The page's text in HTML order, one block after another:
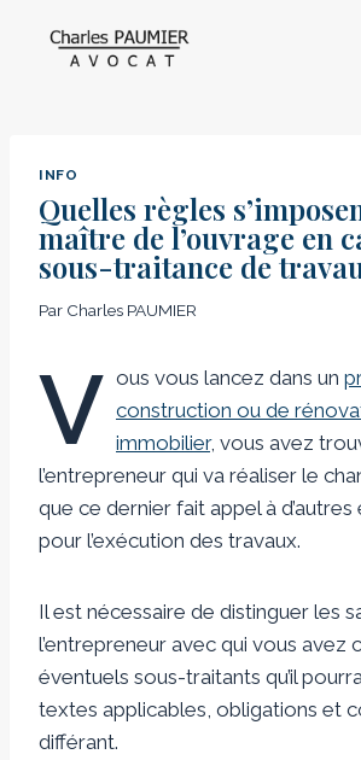
INFO
Quelles règles
maître de l’ouvrage en
sous-traitance de
Par Charles PAUMIER
V ous vous lancez dans un
construction ou de
immobilier, vous avez
l’entrepreneur qui va réaliser le
que ce dernier fait appel à
pour l’exécution des travaux.
Il est nécessaire de distinguer les
l’entrepreneur avec qui vous avez
éventuels sous-traitants qu’il
textes applicables, obligations et
différant.